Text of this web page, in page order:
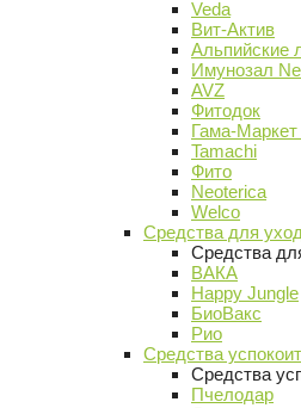
Veda
Вит-Актив
Альпийские
Имунозал
AVZ
Фитодок
Гама-
Tamachi
Фито
Neoterica
Welco
Средства для
Средства
ВАКА
Happy Jungle
БиоВакс
Рио
Средства
Средства
Пчелодар